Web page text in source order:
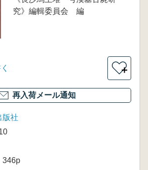
究》編輯委員会 編
＋
再入荷メール通知
版社